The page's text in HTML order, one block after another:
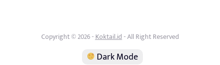
Copyright © 2026 -Koktail.id- All Right Reserved
Dark Mode